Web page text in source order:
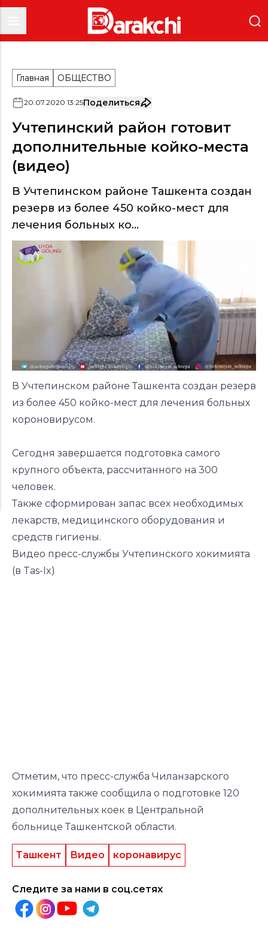
Главная ОБЩЕСТВО
20.07.2020 13:25Поделиться
Учтепинский район готовит
дополнительные койко-места
(видео)
В Учтепинском районе Ташкента создан
резерв из более 450 койко-мест для
лечения больных ко...
В Учтепинском районе Ташкента создан резерв
из более 450 койко-мест для лечения больных
короновирусом.
Сегодня завершается подготовка самого
крупного объекта, раcсчитанного на 300
человек.
Также сформирован запас всех необходимых
лекарств, медицинского оборудования и
средств гигиены.
Видео пресс-службы Учтепинского хокимията
(в Tas-Ix)
Отметим, что пресс-служба Чиланзарского
хокимията также сообщила о подготовке 120
дополнительных коек в Центральной
больнице Ташкентской области.
Ташкент Видео коронавирус
Следите за нами в соц.сетях